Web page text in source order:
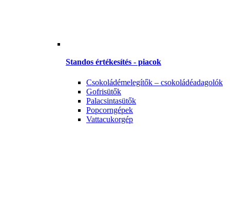
Standos értékesítés - piacok
Csokoládémelegítők – csokoládéadagolók
Gofrisütők
Palacsintasütők
Popcorngépek
Vattacukorgép